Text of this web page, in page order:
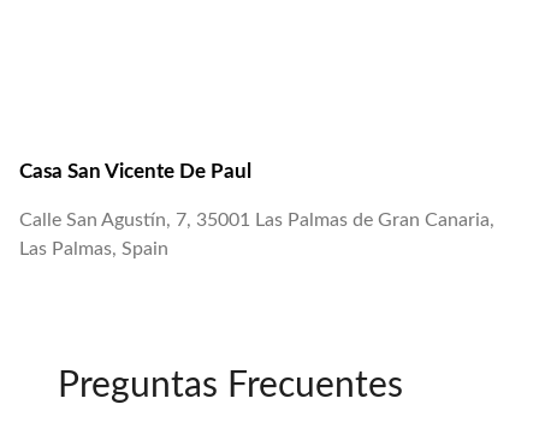
Casa San Vicente De Paul
Calle San Agustín, 7, 35001 Las Palmas de Gran Canaria,
Las Palmas, Spain
Preguntas Frecuentes